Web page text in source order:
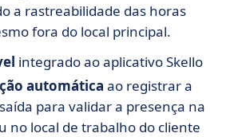
a rastreabilidade das horas
fora do local principal.
integrado ao aplicativo Skello
automática ao registrar a
para validar a presença na
no local de trabalho do cliente